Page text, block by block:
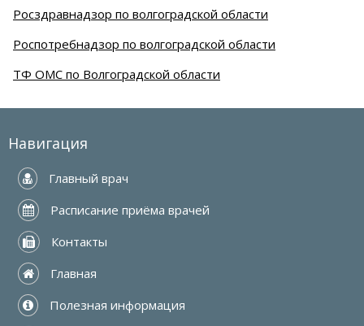
Росздравнадзор по волгоградской области
Роспотребнадзор по волгоградской области
ТФ ОМС по Волгоградской области
Навигация
Главный врач
Расписание приёма врачей
Контакты
Главная
Полезная информация